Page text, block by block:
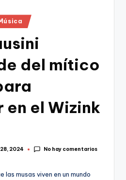
del mítico
el Wizink
2024 No hay comentarios
las musas viven en un mundo